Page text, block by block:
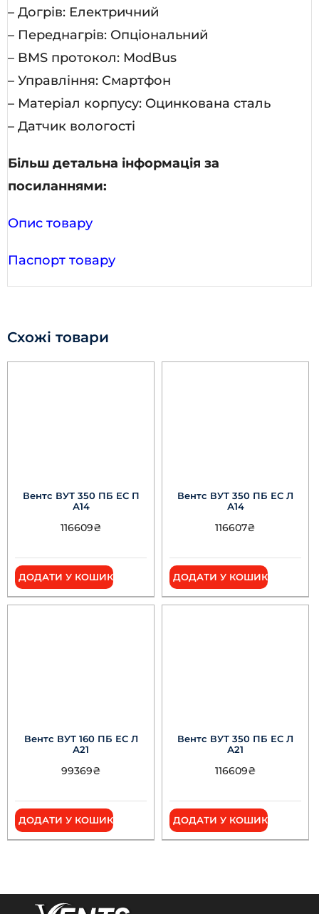
– Догрів: Електричний
– Переднагрів: Опціональний
– BMS протокол: ModBus
– Управління: Смартфон
– Матеріал корпусу: Оцинкована сталь
– Датчик вологості
Більш детальна інформація за
посиланнями:
Опис товару
Паспорт товару
Схожі товари
Вентс ВУТ 350 ПБ ЕС П
А14
116609₴
ДОДАТИ У КОШИК
Вентс ВУТ 350 ПБ ЕС Л
А14
116607₴
ДОДАТИ У КОШИК
Вентс ВУТ 160 ПБ ЕС Л
А21
99369₴
ДОДАТИ У КОШИК
Вентс ВУТ 350 ПБ ЕС Л
А21
116609₴
ДОДАТИ У КОШИК